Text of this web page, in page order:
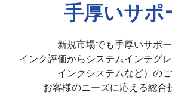
手厚いサポ
新規市場でも手厚いサポ
インク評価からシステムインテグレ
インクシステムなど）の
お客様のニーズに応える総合